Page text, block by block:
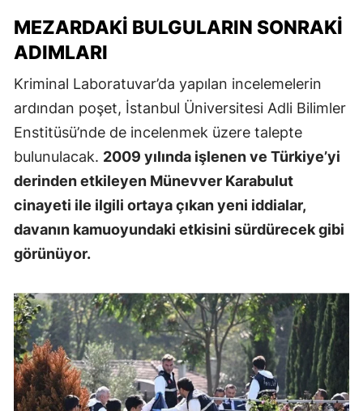
MEZARDAKI BULGULARIN SONRAKI
ADIMLARI
Kriminal Laboratuvar’da yapılan incelemelerin
ardından poşet, İstanbul Üniversitesi Adli Bilimler
Enstitüsü’nde de incelenmek üzere talepte
bulunulacak. 2009 yılında işlenen ve Türkiye’yi
derinden etkileyen Münevver Karabulut
cinayeti ile ilgili ortaya çıkan yeni iddialar,
davanın kamuoyundaki etkisini sürdürecek gibi
görünüyor.